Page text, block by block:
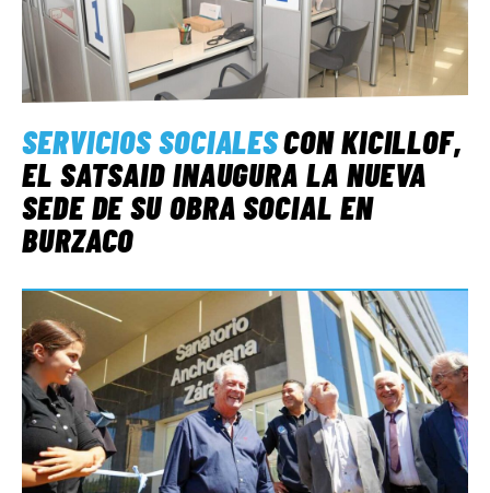
SERVICIOS SOCIALESCON KICILLOF,
EL SATSAID INAUGURA LA NUEVA
SEDE DE SU OBRA SOCIAL EN
BURZACO